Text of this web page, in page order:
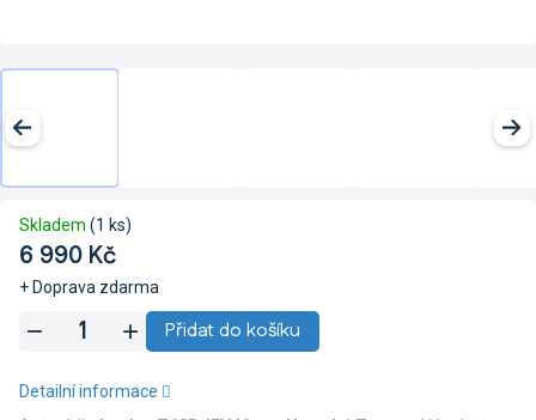
6 990 Kč
+ Doprava zdarma
Skladem (1 ks)
Přidat do košíku
Detailní informace